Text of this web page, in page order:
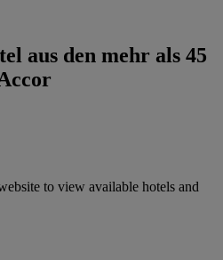
aus den mehr als 45
to view available hotels and